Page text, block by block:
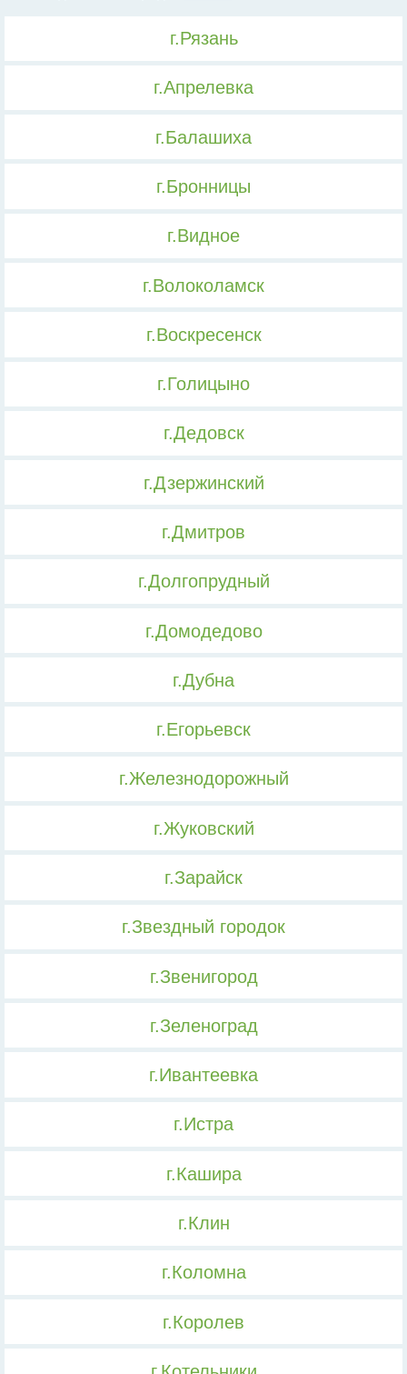
г.Рязань
г.Апрелевка
г.Балашиха
г.Бронницы
г.Видное
г.Волоколамск
г.Воскресенск
г.Голицыно
г.Дедовск
г.Дзержинский
г.Дмитров
г.Долгопрудный
г.Домодедово
г.Дубна
г.Егорьевск
г.Железнодорожный
г.Жуковский
г.Зарайск
г.Звездный городок
г.Звенигород
г.Зеленоград
г.Ивантеевка
г.Истра
г.Кашира
г.Клин
г.Коломна
г.Королев